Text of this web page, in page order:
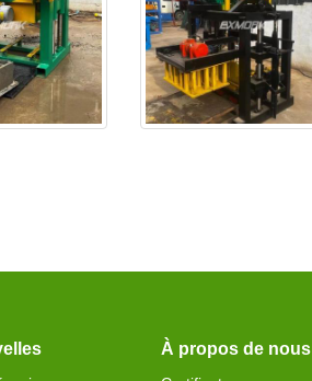
À propos de nous